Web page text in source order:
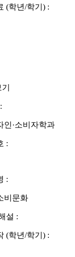
(학년/학기) :
인·소비자학과
:
:
비문화
설 :
(학년/학기) :